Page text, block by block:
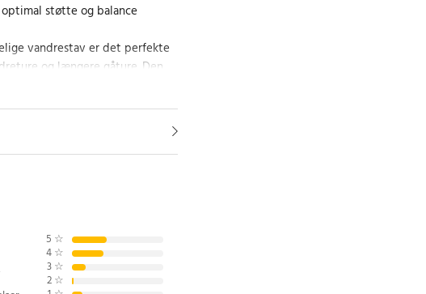
støtte og balance
vandrestav er det perfekte
og længere gåture. Den
hvilket især er en
balanceproblemer eller
kan også øge intensiteten af
justerbare højde kan staven
er i samme højde som
på tre punkter og passer
5 ☆
4 ☆
3 ☆
2 ☆